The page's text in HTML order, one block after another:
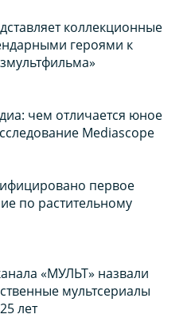
коллекционные
героями к
чем отличается юное
Mediascope
первое
по растительному
«МУЛЬТ» назвали
мультсериалы
лет